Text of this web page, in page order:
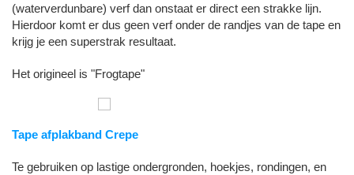
(waterverdunbare) verf dan onstaat er direct een strakke lijn.
Hierdoor komt er dus geen verf onder de randjes van de tape en
krijg je een superstrak resultaat.
Het origineel is "Frogtape"
Tape afplakband Crepe
Te gebruiken op lastige ondergronden, hoekjes, rondingen, en